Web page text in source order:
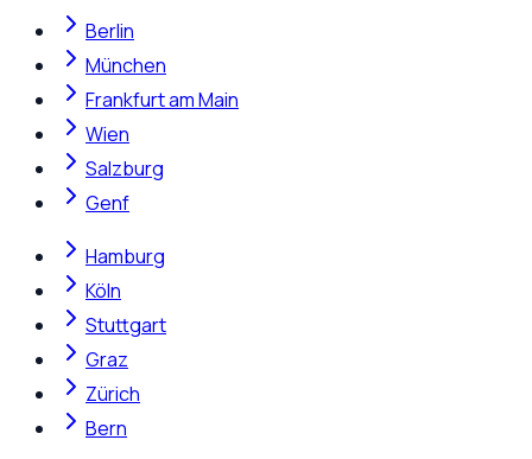
Berlin
München
Frankfurt am Main
Wien
Salzburg
Genf
Hamburg
Köln
Stuttgart
Graz
Zürich
Bern